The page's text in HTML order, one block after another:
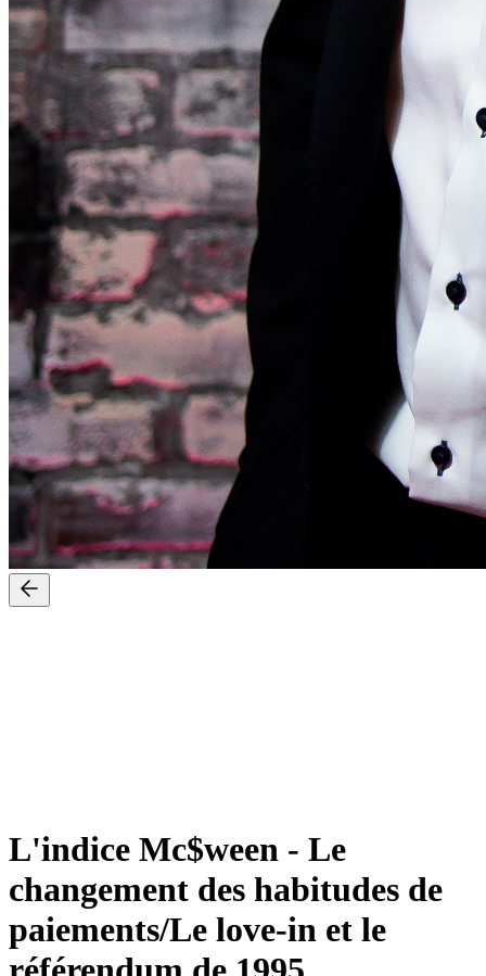
L'indice Mc$ween - Le
changement des habitudes de
paiements/Le love-in et le